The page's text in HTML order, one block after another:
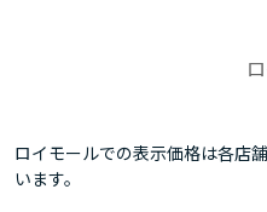
ロイモールでの表示価格は各店
います。